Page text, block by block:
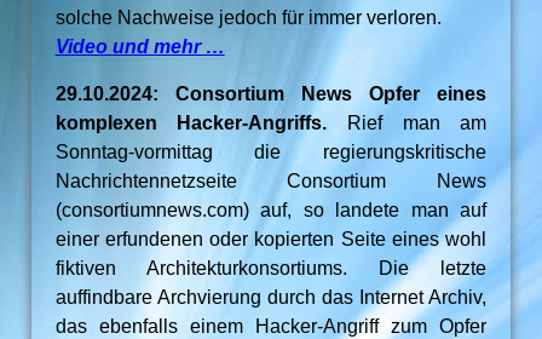
solche Nachweise jedoch für immer verloren.
Video und mehr …
29.10.2024: Consortium News Opfer eines
komplexen Hacker-Angriffs. Rief man am
Sonntag-vormittag die regierungskritische
Nachrichtennetzseite Consortium News
(consortiumnews.com) auf, so landete man auf
einer erfundenen oder kopierten Seite eines wohl
fiktiven Architekturkonsortiums. Die letzte
auffindbare Archvierung durch das Internet Archiv,
das ebenfalls einem Hacker-Angriff zum Opfer